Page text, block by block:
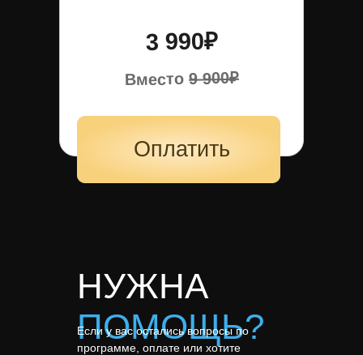
3 990₽
Оплатить
Вместо9 900₽
НУЖНА
ПОМОЩЬ?
Если у вас остались вопросы по
программе, оплате или хотите